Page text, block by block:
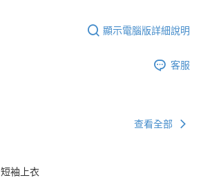
顯示電腦版詳細說明
客服
查看全部
短袖上衣